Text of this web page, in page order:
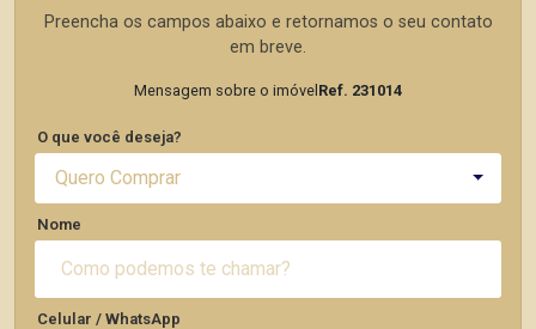
Preencha os campos abaixo e retornamos o seu contato
em breve.
Mensagem sobre o imóvel Ref. 231014
O que você deseja?
Quero Comprar
Nome
Celular / WhatsApp